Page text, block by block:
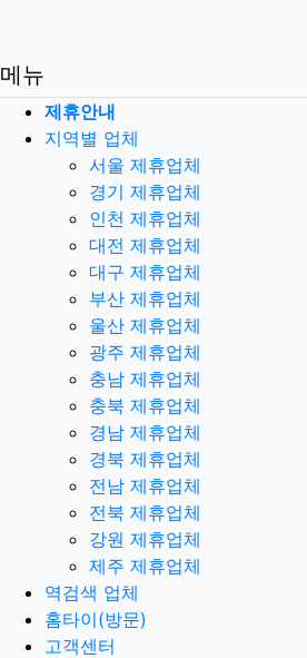
메뉴
제휴안내
지역별 업체
서울 제휴업체
경기 제휴업체
인천 제휴업체
대전 제휴업체
대구 제휴업체
부산 제휴업체
울산 제휴업체
광주 제휴업체
충남 제휴업체
충북 제휴업체
경남 제휴업체
경북 제휴업체
전남 제휴업체
전북 제휴업체
강원 제휴업체
제주 제휴업체
역검색 업체
홈타이(방문)
고객센터